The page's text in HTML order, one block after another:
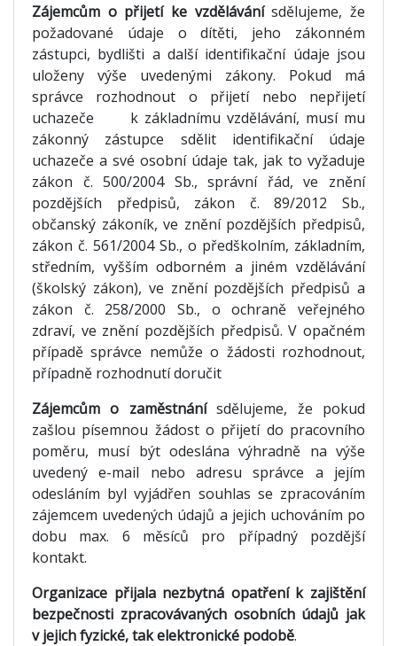
Zájemcům o přijetí ke vzdělávánísdělujeme, že
požadované údaje o dítěti, jeho zákonném
zástupci, bydlišti a další identifikační údaje jsou
uloženy výše uvedenými zákony. Pokud má
správce rozhodnout o přijetí nebo nepřijetí
uchazeče k základnímu vzdělávání, musí mu
zákonný zástupce sdělit identifikační údaje
uchazeče a své osobní údaje tak, jak to vyžaduje
zákon č. 500/2004 Sb., správní řád, ve znění
pozdějších předpisů, zákon č. 89/2012 Sb.,
občanský zákoník, ve znění pozdějších předpisů,
zákon č. 561/2004 Sb., o předškolním, základním,
středním, vyšším odborném a jiném vzdělávání
(školský zákon), ve znění pozdějších předpisů a
zákon č. 258/2000 Sb., o ochraně veřejného
zdraví, ve znění pozdějších předpisů. V opačném
případě správce nemůže o žádosti rozhodnout,
případně rozhodnutí doručit
Zájemcům o zaměstnánísdělujeme, že pokud
zašlou písemnou žádost o přijetí do pracovního
poměru, musí být odeslána výhradně na výše
uvedený e-mail nebo adresu správce a jejím
odesláním byl vyjádřen souhlas se zpracováním
zájemcem uvedených údajů a jejich uchováním po
dobu max. 6 měsíců pro případný pozdější
kontakt.
Organizace přijala nezbytná opatření k zajištění
bezpečnosti zpracovávaných osobních údajů jak
v jejich fyzické, tak elektronické podobě.